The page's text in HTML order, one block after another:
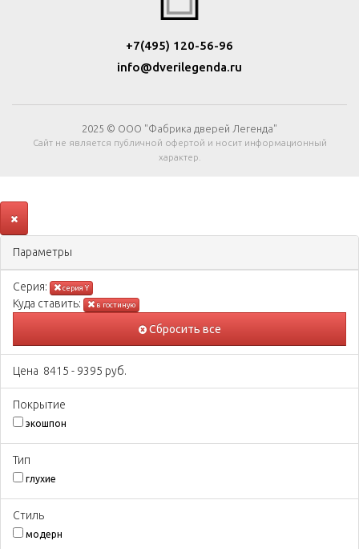
+7(495) 120-56-96
info@dverilegenda.ru
2025 © ООО "Фабрика дверей Легенда"
Сайт не является публичной офертой и носит информационный
характер.
Параметры
Серия: серия Y
Куда ставить: в гостиную
Сбросить все
Цена 8415 - 9395 руб.
Покрытиe
экошпон
Тип
глухие
Стиль
модерн